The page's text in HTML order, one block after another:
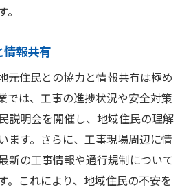
情報共有
元住民との協力と情報共有は極め
では、工事の進捗状況や安全対策
説明会を開催し、地域住民の理解
ます。さらに、工事現場周辺に情
新の工事情報や通行規制について
。これにより、地域住民の不安を